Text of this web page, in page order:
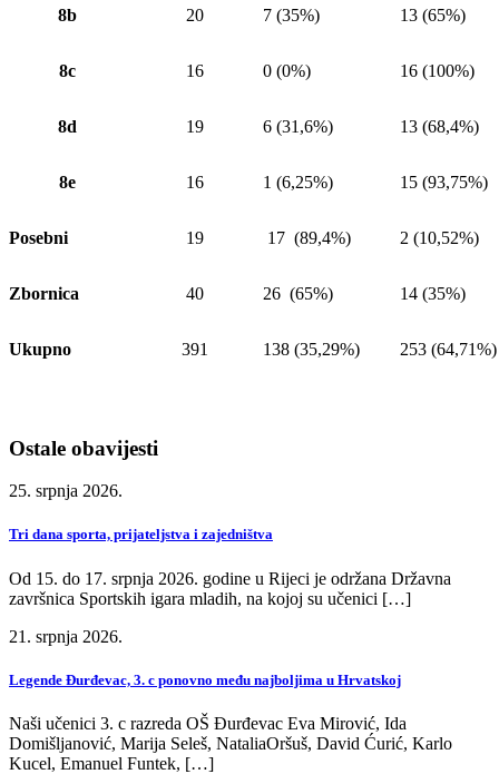
8b 20 7 (35%) 13 (65%)
8c 16 0 (0%) 16 (100%)
8d 19 6 (31,6%) 13 (68,4%)
8e 16 1 (6,25%) 15 (93,75%)
Posebni 19 17 (89,4%) 2 (10,52%)
Zbornica 40 26 (65%) 14 (35%)
Ukupno 391 138 (35,29%) 253 (64,71%)
Ostale obavijesti
25. srpnja 2026.
Tri dana sporta, prijateljstva i zajedništva
Od 15. do 17. srpnja 2026. godine u Rijeci je održana Državna
završnica Sportskih igara mladih, na kojoj su učenici […]
21. srpnja 2026.
Legende Đurđevac, 3. c ponovno među najboljima u Hrvatskoj
Naši učenici 3. c razreda OŠ Đurđevac Eva Mirović, Ida
Domišljanović, Marija Seleš, NataliaOršuš, David Ćurić, Karlo
Kucel, Emanuel Funtek, […]